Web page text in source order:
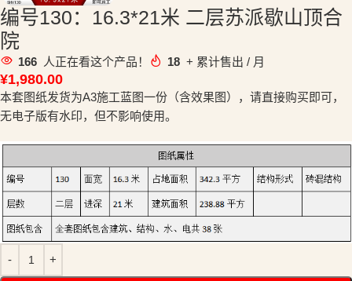
编号130：16.3*21米 二层苏派歇山顶合
院
166 人正在看这个产品！ 18 + 累计售出 / 月
¥1,980.00
本套图纸发货为A3施工蓝图一份（含效果图），请直接购买即可，
无电子版有水印，但不影响使用。